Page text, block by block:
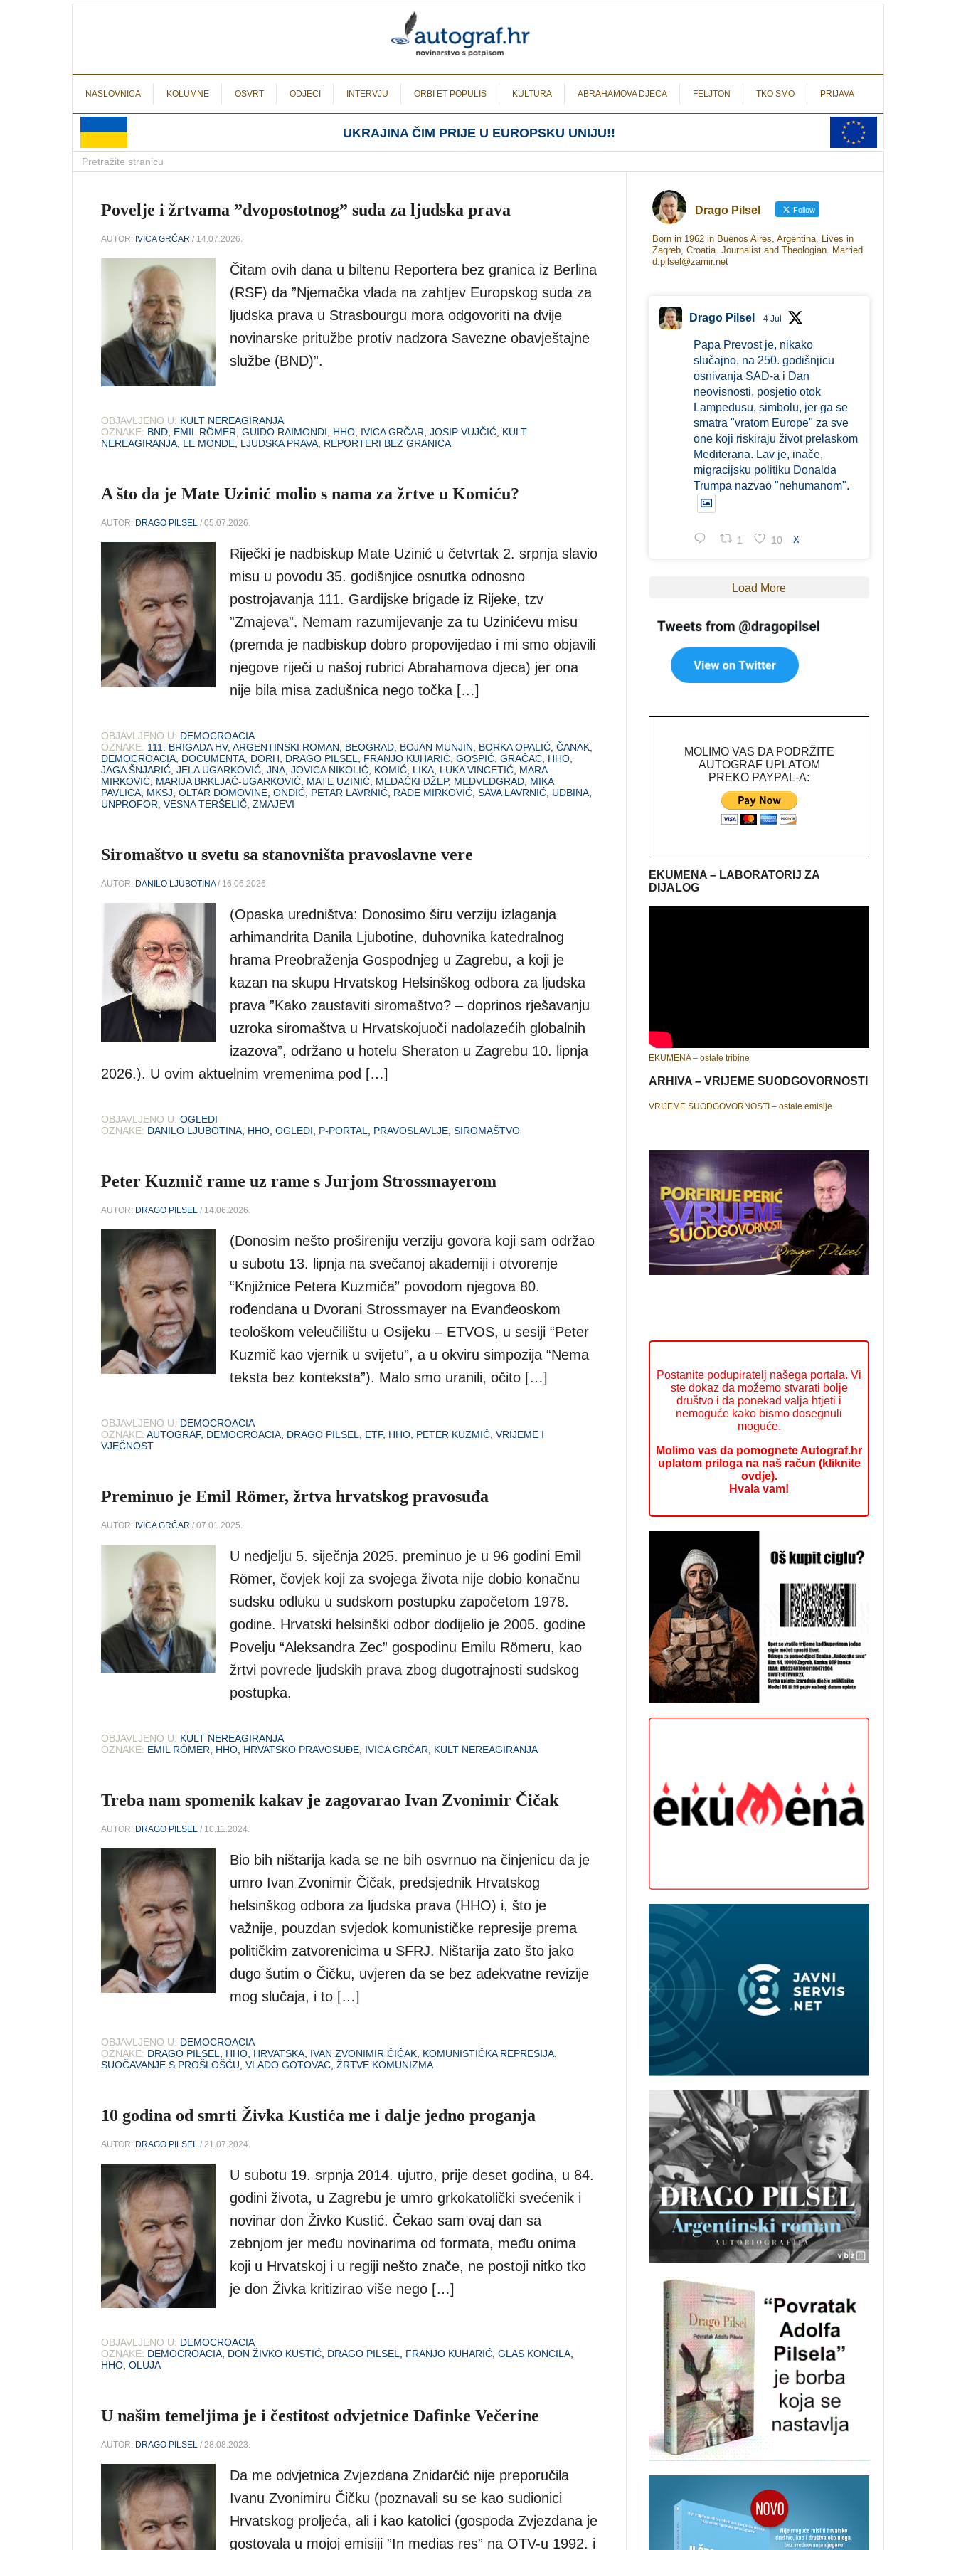
NASLOVNICA KOLUMNE OSVRT ODJECI INTERVJU ORBI ET POPULIS KULTURA ABRAHAMOVA DJECA FELJTON TKO SMO PRIJAVA
UKRAJINA ČIM PRIJE U EUROPSKU UNIJU!!
Povelje i žrtvama ”dvopostotnog” suda za ljudska prava
AUTOR: IVICA GRČAR / 14.07.2026.
Čitam ovih dana u biltenu Reportera bez granica iz Berlina
(RSF) da ”Njemačka vlada na zahtjev Europskog suda za
ljudska prava u Strasbourgu mora odgovoriti na dvije
novinarske pritužbe protiv nadzora Savezne obavještajne
službe (BND)”.
OBJAVLJENO U: KULT NEREAGIRANJA
OZNAKE: BND, EMIL RÖMER, GUIDO RAIMONDI, HHO, IVICA GRČAR, JOSIP VUJČIĆ, KULT
NEREAGIRANJA, LE MONDE, LJUDSKA PRAVA, REPORTERI BEZ GRANICA
A što da je Mate Uzinić molio s nama za žrtve u Komiću?
AUTOR: DRAGO PILSEL / 05.07.2026.
Riječki je nadbiskup Mate Uzinić u četvrtak 2. srpnja slavio
misu u povodu 35. godišnjice osnutka odnosno
postrojavanja 111. Gardijske brigade iz Rijeke, tzv
”Zmajeva”. Nemam razumijevanje za tu Uzinićevu misu
(premda je nadbiskup dobro propovijedao i mi smo objavili
njegove riječi u našoj rubrici Abrahamova djeca) jer ona
nije bila misa zadušnica nego točka […]
OBJAVLJENO U: DEMOCROACIA
OZNAKE: 111. BRIGADA HV, ARGENTINSKI ROMAN, BEOGRAD, BOJAN MUNJIN, BORKA OPALIĆ, ČANAK,
DEMOCROACIA, DOCUMENTA, DORH, DRAGO PILSEL, FRANJO KUHARIĆ, GOSPIĆ, GRAČAC, HHO,
JAGA ŠNJARIĆ, JELA UGARKOVIĆ, JNA, JOVICA NIKOLIĆ, KOMIĆ, LIKA, LUKA VINCETIĆ, MARA
MIRKOVIĆ, MARIJA BRKLJAČ-UGARKOVIĆ, MATE UZINIĆ, MEDAČKI DŽEP, MEDVEDGRAD, MIKA
PAVLICA, MKSJ, OLTAR DOMOVINE, ONDIĆ, PETAR LAVRNIĆ, RADE MIRKOVIĆ, SAVA LAVRNIĆ, UDBINA,
UNPROFOR, VESNA TERŠELIČ, ZMAJEVI
Siromaštvo u svetu sa stanovništa pravoslavne vere
AUTOR: DANILO LJUBOTINA/ 16.06.2026.
(Opaska uredništva: Donosimo širu verziju izlaganja
arhimandrita Danila Ljubotine, duhovnika katedralnog
hrama Preobraženja Gospodnjeg u Zagrebu, a koji je
kazan na skupu Hrvatskog Helsinškog odbora za ljudska
prava ”Kako zaustaviti siromaštvo? – doprinos rješavanju
uzroka siromaštva u Hrvatskojuoči nadolazećih globalnih
izazova”, održano u hotelu Sheraton u Zagrebu 10. lipnja
2026.). U ovim aktuelnim vremenima pod […]
OBJAVLJENO U: OGLEDI
OZNAKE: DANILO LJUBOTINA HHO OGLEDI P-PORTAL PRAVOSLAVLJE SIROMAŠTVO
Peter Kuzmič rame uz rame s Jurjom Strossmayerom
AUTOR: DRAGO PILSEL / 14.06.2026.
(Donosim nešto prošireniju verziju govora koji sam održao
u subotu 13. lipnja na svečanoj akademiji i otvorenje
“Knjižnice Petera Kuzmiča” povodom njegova 80.
rođendana u Dvorani Strossmayer na Evanđeoskom
teološkom veleučilištu u Osijeku – ETVOS, u sesiji “Peter
Kuzmič kao vjernik u svijetu”, a u okviru simpozija “Nema
teksta bez konteksta”). Malo smo uranili, očito […]
OBJAVLJENO U: DEMOCROACIA
OZNAKE: AUTOGRAF, DEMOCROACIA DRAGO PILSEL ETF, HHO PETER KUZMIČ VRIJEME I
VJEČNOST
Preminuo je Emil Römer, žrtva hrvatskog pravosuđa
AUTOR: IVICA GRČAR / 07.01.2025.
U nedjelju 5. siječnja 2025. preminuo je u 96 godini Emil
Römer, čovjek koji za svojega života nije dobio konačnu
sudsku odluku u sudskom postupku započetom 1978.
godine. Hrvatski helsinški odbor dodijelio je 2005. godine
Povelju “Aleksandra Zec” gospodinu Emilu Römeru, kao
žrtvi povrede ljudskih prava zbog dugotrajnosti sudskog
postupka.
OBJAVLJENO U: KULT NEREAGIRANJA
OZNAKE: EMIL RÖMER HHO HRVATSKO PRAVOSUĐE IVICA GRČAR KULT NEREAGIRANJA
Treba nam spomenik kakav je zagovarao Ivan Zvonimir Čičak
AUTOR: DRAGO PILSEL / 10.11.2024.
Bio bih ništarija kada se ne bih osvrnuo na činjenicu da je
umro Ivan Zvonimir Čičak, predsjednik Hrvatskog
helsinškog odbora za ljudska prava (HHO) i, što je
važnije, pouzdan svjedok komunističke represije prema
političkim zatvorenicima u SFRJ. Ništarija zato što jako
dugo šutim o Čičku, uvjeren da se bez adekvatne revizije
mog slučaja, i to […]
OBJAVLJENO U: DEMOCROACIA
OZNAKE: DRAGO PILSEL HHO HRVATSKA IVAN ZVONIMIR ČIČAK KOMUNISTIČKA REPRESIJA
SUOČAVANJE S PROŠLOŠĆU VLADO GOTOVAC ŽRTVE KOMUNIZMA
10 godina od smrti Živka Kustića me i dalje jedno proganja
AUTOR: DRAGO PILSEL / 21.07.2024.
U subotu 19. srpnja 2014. ujutro, prije deset godina, u 84.
godini života, u Zagrebu je umro grkokatolički svećenik i
novinar don Živko Kustić. Čekao sam ovaj dan sa
zebnjom jer među novinarima od formata, među onima
koji u Hrvatskoj i u regiji nešto znače, ne postoji nitko tko
je don Živka kritizirao više nego […]
OBJAVLJENO U: DEMOCROACIA
OZNAKE: DEMOCROACIA DON ŽIVKO KUSTIĆ DRAGO PILSEL FRANJO KUHARIĆ GLAS KONCILA
HHO OLUJA
U našim temeljima je i čestitost odvjetnice Dafinke Večerine
AUTOR: DRAGO PILSEL / 28.08.2023.
Da me odvjetnica Zvjezdana Znidarčić nije preporučila
Ivanu Zvonimiru Čičku (poznavali su se kao sudionici
Hrvatskog proljeća, ali i kao katolici (gospođa Zvjezdana je
gostovala u mojoj emisiji ”In medias res” na OTV-u 1992. i
Drago Pilsel Follow
Born in 1962 in Buenos Aires, Argentina. Lives in
Zagreb, Croatia. Journalist and Theologian. Married.
d.pilsel@zamir.net
Drago Pilsel 4 Jul
Papa Prevost je, nikako
slučajno, na 250. godišnjicu
osnivanja SAD-a i Dan
neovisnosti, posjetio otok
Lampedusu, simbolu, jer ga se
smatra "vratom Europe" za sve
one koji riskiraju život prelaskom
Mediterana. Lav je, inače,
migracijsku politiku Donalda
Trumpa nazvao "nehumanom".
1 10 X
Load More
MOLIMO VAS DA PODRŽITE
AUTOGRAF UPLATOM
PREKO PAYPAL-A:
EKUMENA – LABORATORIJ ZA
DIJALOG
EKUMENA – ostale tribine
ARHIVA – VRIJEME SUODGOVORNOSTI
VRIJEME SUODGOVORNOSTI – ostale emisije
Postanite podupiratelj našega portala. Vi
ste dokaz da možemo stvarati bolje
društvo i da ponekad valja htjeti i
nemoguće kako bismo dosegnuli
moguće.
Molimo vas da pomognete Autograf.hr
uplatom priloga na naš račun (kliknite
ovdje).
Hvala vam!